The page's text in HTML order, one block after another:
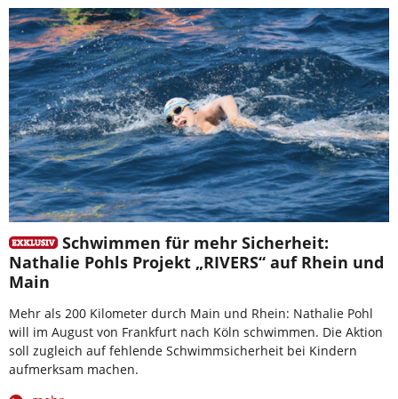
Schwimmen für mehr Sicherheit:
Nathalie Pohls Projekt „RIVERS“ auf Rhein und
Main
Mehr als 200 Kilometer durch Main und Rhein: Nathalie Pohl
will im August von Frankfurt nach Köln schwimmen. Die Aktion
soll zugleich auf fehlende Schwimmsicherheit bei Kindern
aufmerksam machen.